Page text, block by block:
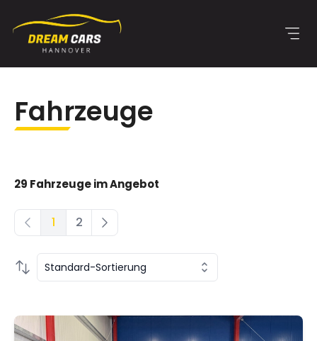
Inhalt
springen
Fahrzeuge
29 Fahrzeuge im Angebot
First page
1 2 Page 2
Standard-Sortierung